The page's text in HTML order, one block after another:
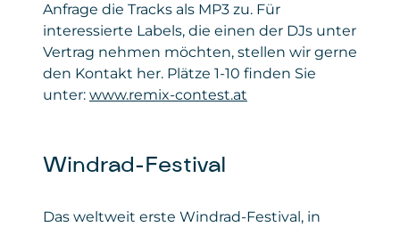
Anfrage die Tracks als MP3 zu. Für
interessierte Labels, die einen der DJs unter
Vertrag nehmen möchten, stellen wir gerne
den Kontakt her. Plätze 1-10 finden Sie
unter: www.remix-contest.at
Windrad-Festival
Das weltweit erste Windrad-Festival, in